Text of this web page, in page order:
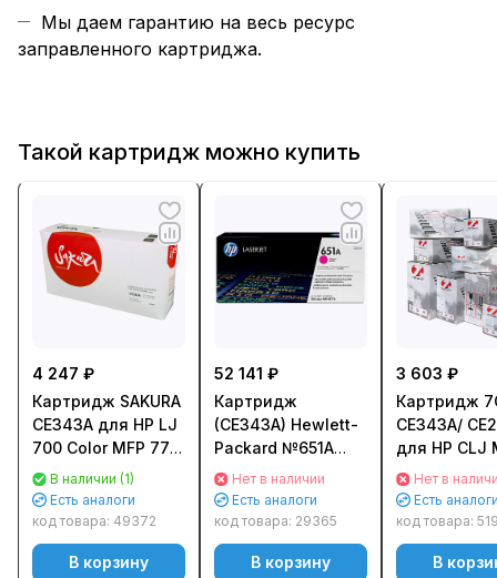
Мы даем гарантию на весь ресурс
заправленного картриджа.
Такой картридж можно купить
4 247 ₽
Картридж SAKURA
CE343A для HP LJ
700 Color MFP 775
(16000стр.)
Пурпурный
(Magenta)
В наличии (1)
Есть аналоги
код товара: 49372
В корзину
52 141 ₽
Картридж
(CE343A) Hewlett-
Packard №651A
для LJ 700 Color
MFP 775
Пурпурный
(Magenta)
Оригинальный
Нет в наличии
Есть аналоги
код товара: 29365
В корзину
3 603 ₽
Картридж
CE343A/
для HP CLJ
CP5525
Пурпурный
(Magenta)
Нет в
Есть
код товара:
В